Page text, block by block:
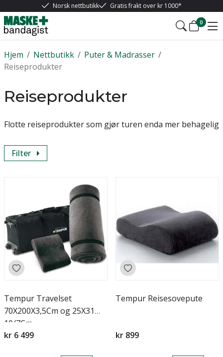
Norsk nettbutikk Gratis frakt over kr 1000*
0
/
Hjem /
Nettbutikk /
Puter & Madrasser
Reiseprodukter
Reiseprodukter
Flotte reiseprodukter som gjør turen enda mer behagelig
Filter
Tempur Travelset
70X200X3,5Cm og 25X31
10/7Cm
kr 6 499
Tempur Reisesovepute
kr 899